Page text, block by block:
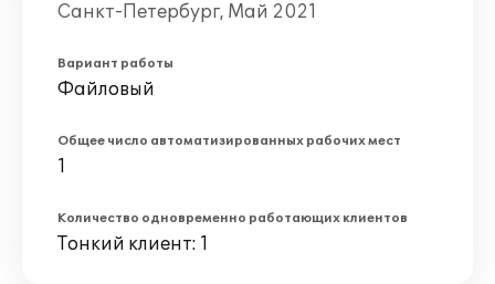
Санкт-Петербург, Май 2021
Вариант работы
Файловый
Общее число автоматизированных рабочих мест
1
Количество одновременно работающих клиентов
Тонкий клиент: 1